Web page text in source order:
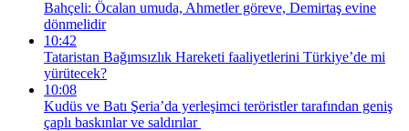
Bahçeli: Öcalan umuda, Ahmetler göreve, Demirtaş evine
dönmelidir
10:42
Tataristan Bağımsızlık Hareketi faaliyetlerini Türkiye’de mi
yürütecek?
10:08
Kudüs ve Batı Şeria’da yerleşimci teröristler tarafından geniş
çaplı baskınlar ve saldırılar